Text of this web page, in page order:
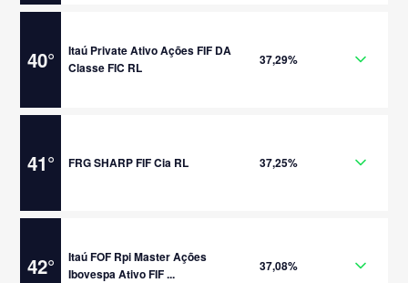
40°
Itaú Private Ativo Ações FIF DA
Classe FIC RL
37,29%
41° FRG SHARP FIF Cia RL 37,25%
42°
Itaú FOF Rpi Master Ações
Ibovespa Ativo FIF ...
37,08%